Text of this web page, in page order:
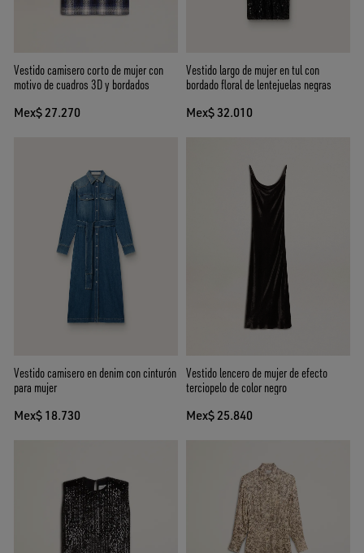
Vestido camisero corto de mujer con
motivo de cuadros 3D y bordados
Mex$ 27.270
Vestido largo de mujer en tul con
bordado floral de lentejuelas negras
Mex$ 32.010
Vestido camisero en denim con cinturón
para mujer
Mex$ 18.730
Vestido lencero de mujer de efecto
terciopelo de color negro
Mex$ 25.840